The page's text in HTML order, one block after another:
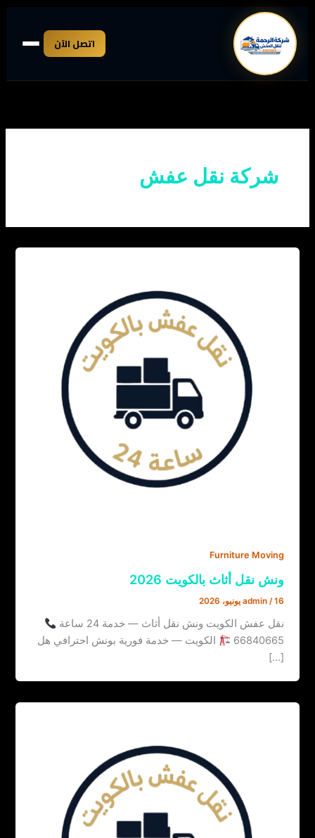
المحتوى
اتصل الآن
شركة نقل عفش
Furniture Moving
ونش نقل أثاث بالكويت 2026
admin /16 يونيو، 2026
نقل عفش الكويت ونش نقل أثاث — خدمة 24 ساعة
66840665
الكويت — خدمة فورية بونش احترافي هل
[…]